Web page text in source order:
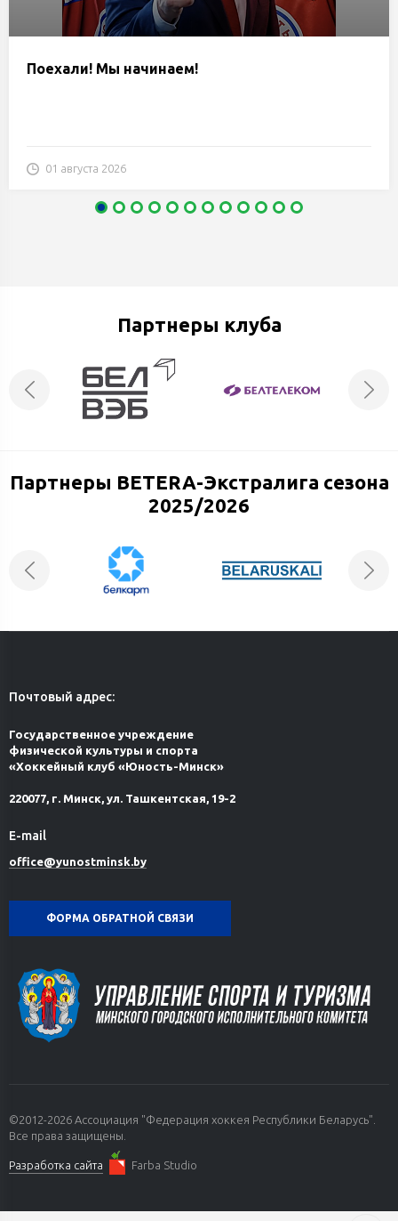
Поехали! Мы начинаем!
01 августа 2026
Партнеры клуба
Партнеры BETERA-Экстралига сезона
2025/2026
Почтовый адрес:
Государственное учреждение
физической культуры и спорта
«Хоккейный клуб «Юность-Минск»
220077, г. Минск, ул. Ташкентская, 19-2
E-mail
office@yunostminsk.by
ФОРМА ОБРАТНОЙ СВЯЗИ
©2012-2026 Ассоциация "Федерация хоккея Республики Беларусь".
Все права защищены.
Разработка сайта Farba Studio